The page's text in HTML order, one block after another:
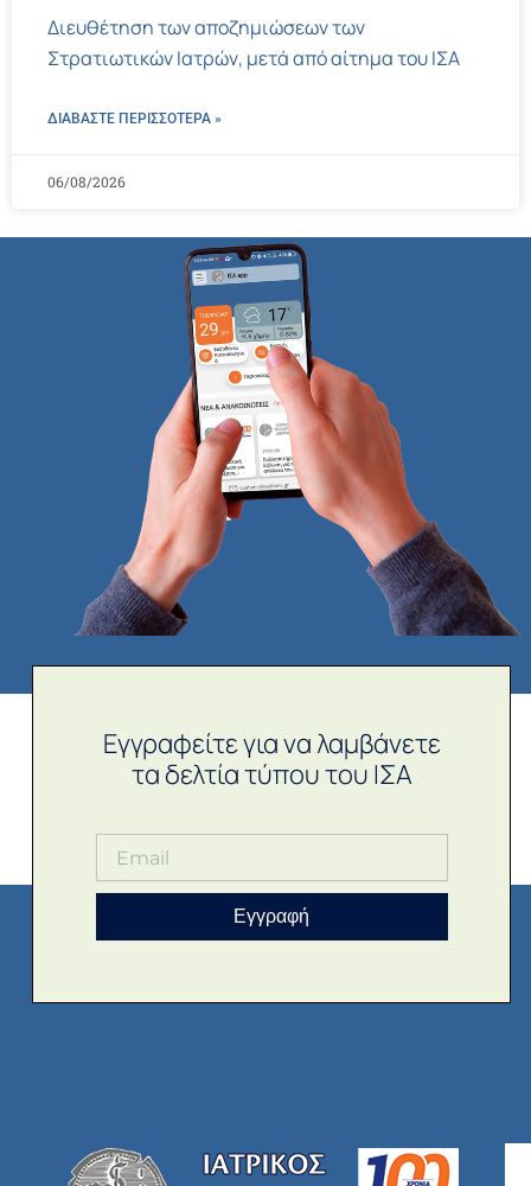
Διευθέτηση των αποζημιώσεων των
Στρατιωτικών Ιατρών, μετά από αίτημα του ΙΣΑ
ΔΙΑΒΑΣΤΕ ΠΕΡΙΣΣΌΤΕΡΑ »
06/08/2026
Εγγραφείτε για να λαμβάνετε
τα δελτία τύπου του ΙΣΑ
Εγγραφή